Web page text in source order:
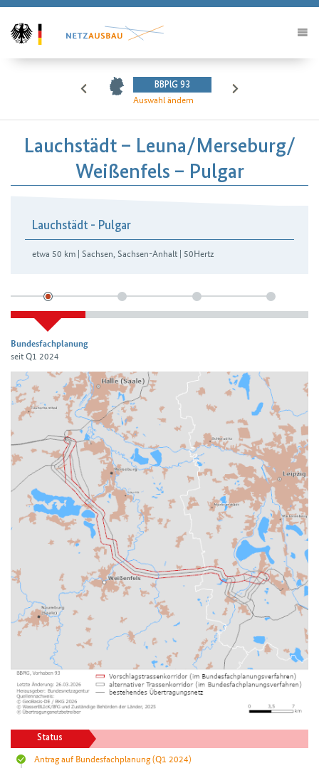
BBPlG 93
Auswahl ändern
Lauchstädt – Leuna/​Merseburg/​
Weißenfels – Pulgar
Lauchstädt - Pulgar
etwa 50 km | Sachsen, Sachsen-Anhalt | 50Hertz
Bundesfachplanung
seit Q1 2024
Status
Antrag auf Bundesfachplanung(Q1 2024)